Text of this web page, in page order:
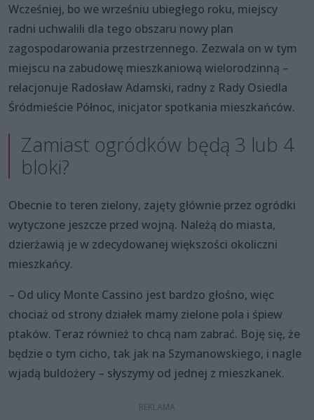
Wcześniej, bo we wrześniu ubiegłego roku, miejscy
radni uchwalili dla tego obszaru nowy plan
zagospodarowania przestrzennego. Zezwala on w tym
miejscu na zabudowę mieszkaniową wielorodzinną –
relacjonuje Radosław Adamski, radny z Rady Osiedla
Śródmieście Północ, inicjator spotkania mieszkańców.
Zamiast ogródków będą 3 lub 4
bloki?
Obecnie to teren zielony, zajęty głównie przez ogródki
wytyczone jeszcze przed wojną. Należą do miasta,
dzierżawią je w zdecydowanej większości okoliczni
mieszkańcy.
– Od ulicy Monte Cassino jest bardzo głośno, więc
chociaż od strony działek mamy zielone pola i śpiew
ptaków. Teraz również to chcą nam zabrać. Boję się, że
będzie o tym cicho, tak jak na Szymanowskiego, i nagle
wjadą buldożery – słyszymy od jednej z mieszkanek.